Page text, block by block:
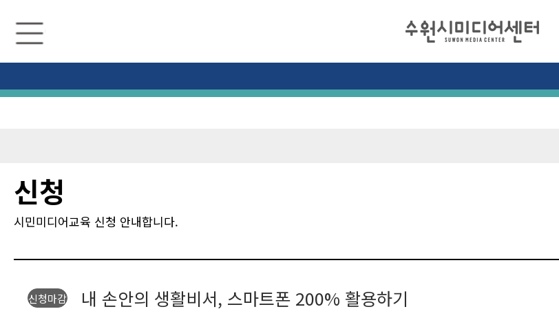
어
터
신청
시민미디어교육 신청 안내합니다.
신청마감 내 손안의 생활비서, 스마트폰 200% 활용하기